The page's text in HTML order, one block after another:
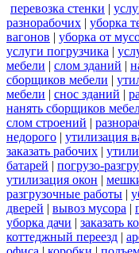
перевозка стенки |
разнорабочих | уборка
вагонов | уборка от
услуги погрузчика |
мебели | слом зданий |
сборщиков мебели |
мебели | снос зданий |
нанять сборщиков
слом строений |
недорого | утилизация
заказать рабочих |
батарей | погрузо-
утилизация окон |
разгрузочные работы |
дверей | вывоз мусора |
уборка дачи | заказать
коттеджный переезд |